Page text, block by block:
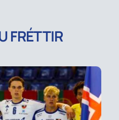
FRÉTTIR